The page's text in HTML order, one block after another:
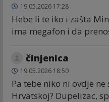
19.05.2026 17:28
Hebe li te iko i zašta
ima megafon i da
činjenica
19.05.2026 18:50
Pa tebe niko ni ovdje
Hrvatskoj? Dupelizac,